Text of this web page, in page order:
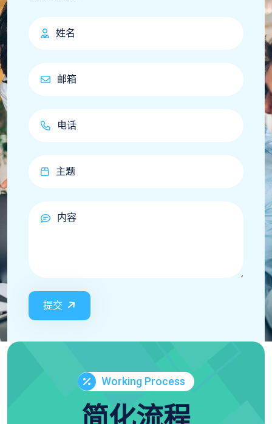
提交
Working Process
简化流程